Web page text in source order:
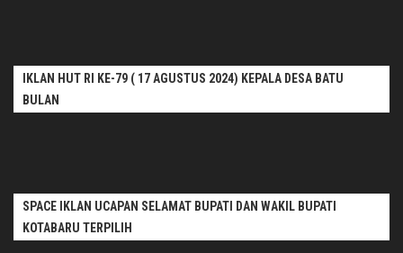
IKLAN HUT RI KE-79 ( 17 AGUSTUS 2024) KEPALA DESA BATU
BULAN
SPACE IKLAN UCAPAN SELAMAT BUPATI DAN WAKIL BUPATI
KOTABARU TERPILIH